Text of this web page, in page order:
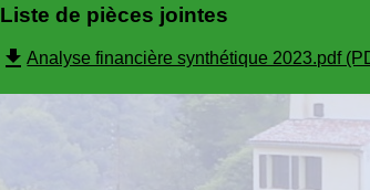
Liste de pièces jointes
file_downloadAnalyse financière synthétique 2023.pdf